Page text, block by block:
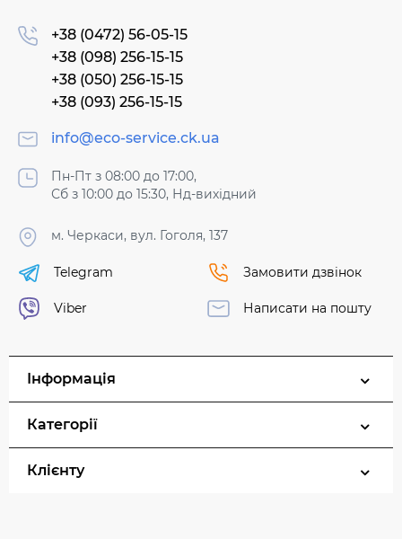
+38 (0472) 56-05-15
+38 (098) 256-15-15
+38 (050) 256-15-15
+38 (093) 256-15-15
info@eco-service.ck.ua
Пн-Пт з 08:00 до 17:00,
Сб з 10:00 до 15:30, Нд-вихідний
м. Черкаси, вул. Гоголя, 137
Telegram
Viber
Замовити дзвінок
Написати на пошту
Інформація
Категорії
Клієнту